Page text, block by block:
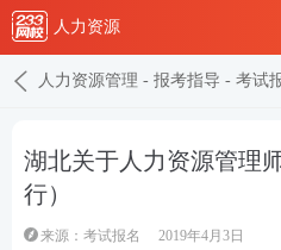
人力资源
人力资源管理 - 报考指导 - 考试
湖北关于人力资源管理
行）
来源： 考试报名 2019年4月3日